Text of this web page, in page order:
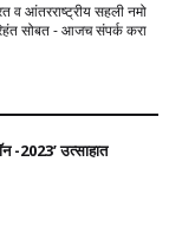
व आंतरराष्ट्रीय सहली नमो
सोबत - आजच संपर्क करा
-2023’ उत्साहात